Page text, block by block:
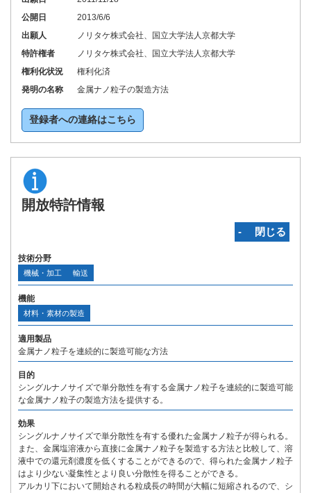
公開日
2013/6/6
出願人
ノリタケ株式会社、国立大学法人京都大学
特許権者
ノリタケ株式会社、国立大学法人京都大学
権利化状況
権利化済
発明の名称
金属ナノ粒子の製造方法
登録者への連絡はこちら
開放特許情報
‐ 閉じる
技術分野
機械・加工 輸送
機能
材料・素材の製造
適用製品
金属ナノ粒子を連続的に製造可能な方法
目的
シングルナノサイズで単分散性を有する金属ナノ粒子を連続的に製造可能
な金属ナノ粒子の製造方法を提供する。
効果
シングルナノサイズで単分散性を有する優れた金属ナノ粒子が得られる。
また、金属塩溶液から直接に金属ナノ粒子を製造する方法と比較して、溶
液中での還元剤濃度を低くすることができるので、得られた金属ナノ粒子
はより少ない凝集性とより良い分散性を得ることができる。
アルカリ下において開始される粒成長の時間が大幅に短縮されるので、シ